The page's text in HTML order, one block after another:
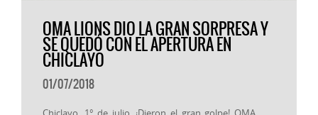
OMA LIONS DIO LA GRAN SORPRESA Y
SE QUEDÓ CON EL APERTURA EN
CHICLAYO
01/07/2018